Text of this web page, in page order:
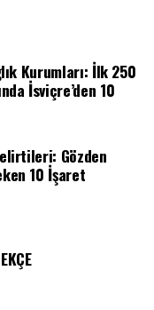
Kurumları: İlk 250
İsviçre’den 10
Gözden
10 İşaret